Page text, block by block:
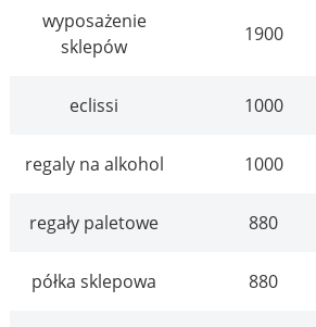
wyposażenie
sklepów
1900
eclissi 1000
regaly na alkohol 1000
regały paletowe 880
półka sklepowa 880